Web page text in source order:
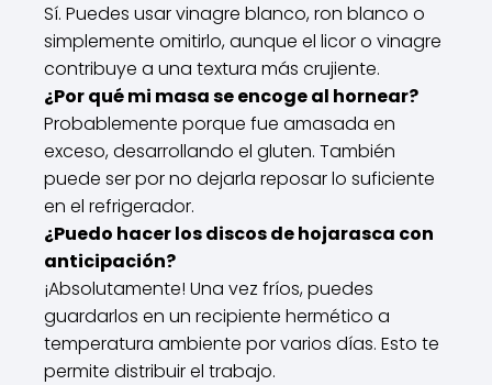
Sí. Puedes usar vinagre blanco, ron blanco o
simplemente omitirlo, aunque el licor o vinagre
contribuye a una textura más crujiente.
¿Por qué mi masa se encoge al hornear?
Probablemente porque fue amasada en
exceso, desarrollando el gluten. También
puede ser por no dejarla reposar lo suficiente
en el refrigerador.
¿Puedo hacer los discos de hojarasca con
anticipación?
¡Absolutamente! Una vez fríos, puedes
guardarlos en un recipiente hermético a
temperatura ambiente por varios días. Esto te
permite distribuir el trabajo.